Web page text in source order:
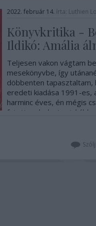
2022. február 14. írta: Luthien
Könyvkritika -
Ildikó: Amália
Teljesen vakon vágtam
mesekönyvbe, így
döbbenten tapasztaltam,
eredeti kiadása 1991-es,
harminc éves, én mégis
futottam bele. Leginkább
terveztem már olvasni,